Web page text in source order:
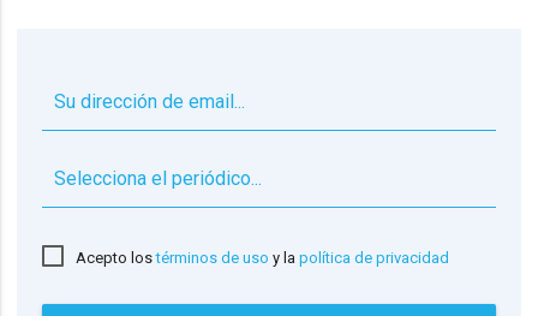
Acepto lostérminos de uso y lapolítica de privacidad